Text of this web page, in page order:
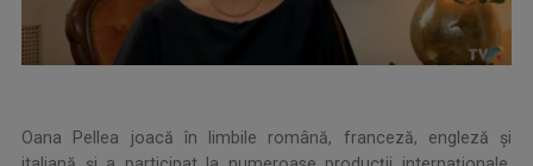
Oana Pellea joacă în limbile română, franceză, engleză şi